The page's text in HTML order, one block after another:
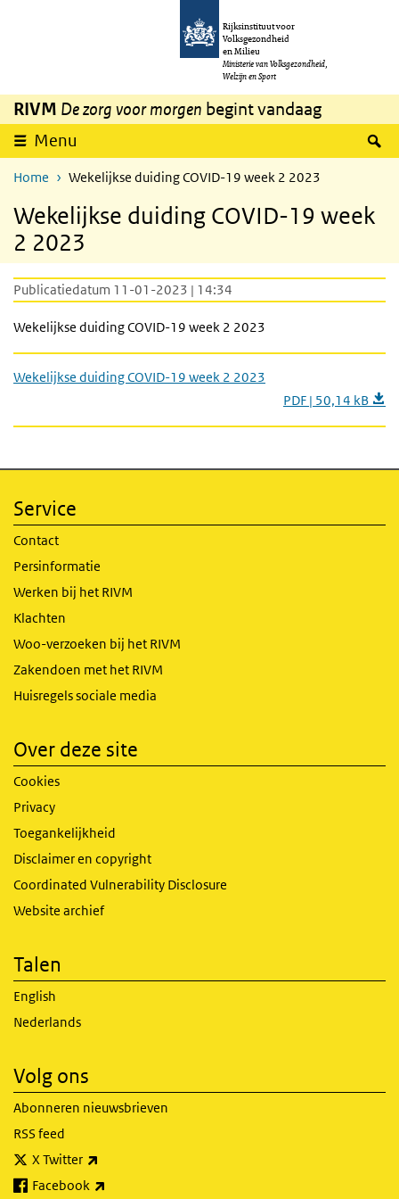
Overslaan en naar de inhoud gaan
Rijksinstituut voor
Volksgezondheid
en Milieu
Ministerie van Volksgezondheid,
Welzijn en Sport
RIVM De zorg voor morgen begint vandaag
Menu
Home Wekelijkse duiding COVID-19 week 2 2023
Wekelijkse duiding COVID-19 week
2 2023
Publicatiedatum 11-01-2023 | 14:34
Wekelijkse duiding COVID-19 week 2 2023
Wekelijkse duiding COVID-19 week 2 2023
PDF | 50,14 kB
Service
Contact
Persinformatie
Werken bij het RIVM
Klachten
Woo-verzoeken bij het RIVM
Zakendoen met het RIVM
Huisregels sociale media
Over deze site
Cookies
Privacy
Toegankelijkheid
Disclaimer en copyright
Coordinated Vulnerability Disclosure
Website archief
Talen
English
Nederlands
Volg ons
Abonneren nieuwsbrieven
RSS feed
X Twitter
Facebook